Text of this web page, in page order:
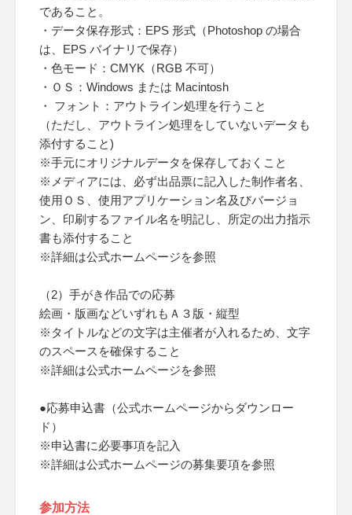
であること。
・データ保存形式：EPS 形式（Photoshop の場合
は、EPS バイナリで保存）
・色モード：CMYK（RGB 不可）
・ＯＳ：Windows または Macintosh
・ フォント：アウトライン処理を行うこと
（ただし、アウトライン処理をしていないデータも
添付すること)
※手元にオリジナルデータを保存しておくこと
※メディアには、必ず出品票に記入した制作者名、
使用ＯＳ、使用アプリケーション名及びバージョ
ン、印刷するファイル名を明記し、所定の出力指示
書も添付すること
※詳細は公式ホームページを参照
（2）手がき作品での応募
絵画・版画などいずれもＡ３版・縦型
※タイトルなどの文字は主催者が入れるため、文字
のスペースを確保すること
※詳細は公式ホームページを参照
●応募申込書（公式ホームページからダウンロー
ド）
※申込書に必要事項を記入
※詳細は公式ホームページの募集要項を参照
参加方法